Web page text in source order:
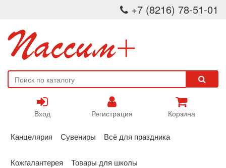
+7 (8216) 78-51-01
Вход Регистрация Корзина
Канцелярия Сувениры Всё для праздника
Кожгалантерея Товары для школы